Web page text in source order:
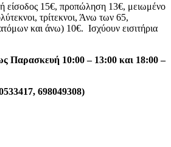
είσοδος 15€, προπώληση 13€, μειωμένο
τρίτεκνοι, Άνω των 65,
και άνω) 10€. Ισχύουν εισιτήρια
Παρασκευή 10:00 – 13:00 και 18:00 –
698049308)